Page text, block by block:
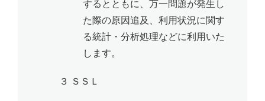
するとともに、万一問題が発生し
た際の原因追及、利用状況に関す
る統計・分析処理などに利用いた
します。
３ ＳＳＬ